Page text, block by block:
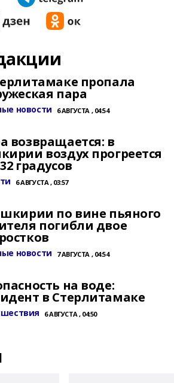
пропала
пара
новости 6 АВГУСТА , 04:54
возвращается: в
воздух прогреется
градусов
6 АВГУСТА , 03:57
по вине пьяного
погибли двое
новости 7 АВГУСТА , 04:54
на воде:
в Стерлитамаке
6 АВГУСТА , 04:50